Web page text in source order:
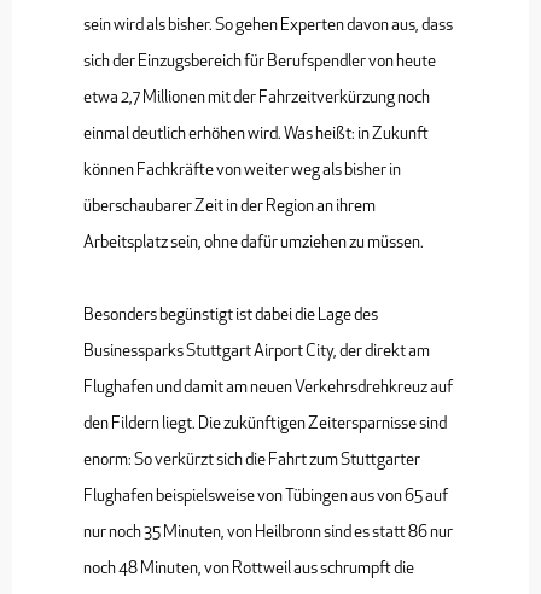
sein wird als bisher. So gehen Experten davon aus, dass
sich der Einzugsbereich für Berufspendler von heute
etwa 2,7 Millionen mit der Fahrzeitverkürzung noch
einmal deutlich erhöhen wird. Was heißt: in Zukunft
können Fachkräfte von weiter weg als bisher in
überschaubarer Zeit in der Region an ihrem
Arbeitsplatz sein, ohne dafür umziehen zu müssen.
Besonders begünstigt ist dabei die Lage des
Businessparks Stuttgart Airport City, der direkt am
Flughafen und damit am neuen Verkehrsdrehkreuz auf
den Fildern liegt. Die zukünftigen Zeitersparnisse sind
enorm: So verkürzt sich die Fahrt zum Stuttgarter
Flughafen beispielsweise von Tübingen aus von 65 auf
nur noch 35 Minuten, von Heilbronn sind es statt 86 nur
noch 48 Minuten, von Rottweil aus schrumpft die